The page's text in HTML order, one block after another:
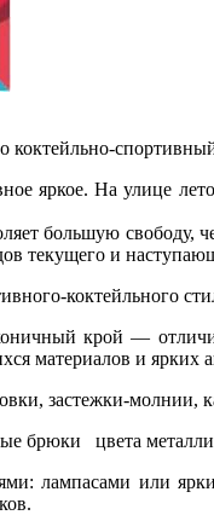
коктейльно-
яркое. На улице
большую
текущего и
коктейльного
крой —
материалов и ярких
застежки-
брюки цвета
лампасами или